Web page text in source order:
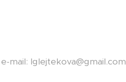
mail: